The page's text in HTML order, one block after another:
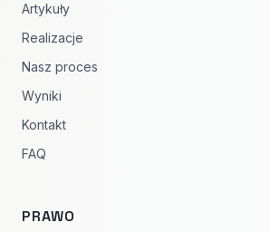
Artykuły
Realizacje
Nasz proces
Wyniki
Kontakt
FAQ
PRAWO